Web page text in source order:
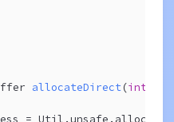
allocateDirect(int
=